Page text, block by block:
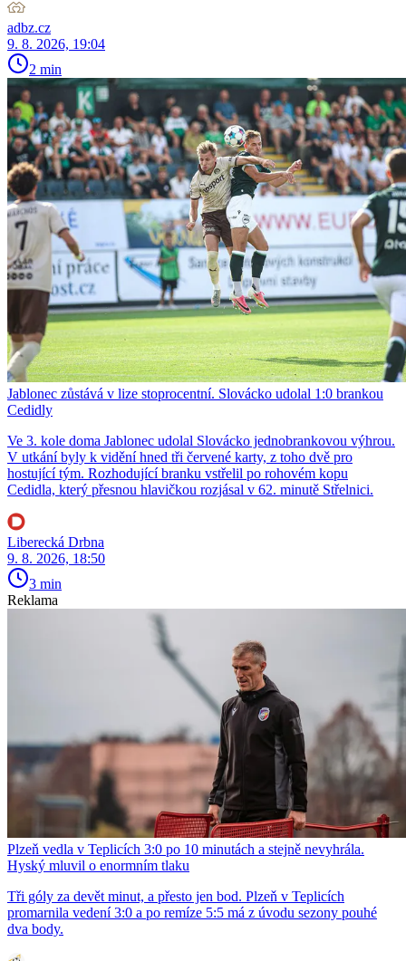
adbz.cz
9. 8. 2026, 19:04
2 min
Jablonec zůstává v lize stoprocentní. Slovácko udolal 1:0 brankou
Cedidly
Ve 3. kole doma Jablonec udolal Slovácko jednobrankovou výhrou.
V utkání byly k vidění hned tři červené karty, z toho dvě pro
hostující tým. Rozhodující branku vstřelil po rohovém kopu
Cedidla, který přesnou hlavičkou rozjásal v 62. minutě Střelnici.
Liberecká Drbna
9. 8. 2026, 18:50
3 min
Reklama
Plzeň vedla v Teplicích 3:0 po 10 minutách a stejně nevyhrála.
Hyský mluvil o enormním tlaku
Tři góly za devět minut, a přesto jen bod. Plzeň v Teplicích
promarnila vedení 3:0 a po remíze 5:5 má z úvodu sezony pouhé
dva body.